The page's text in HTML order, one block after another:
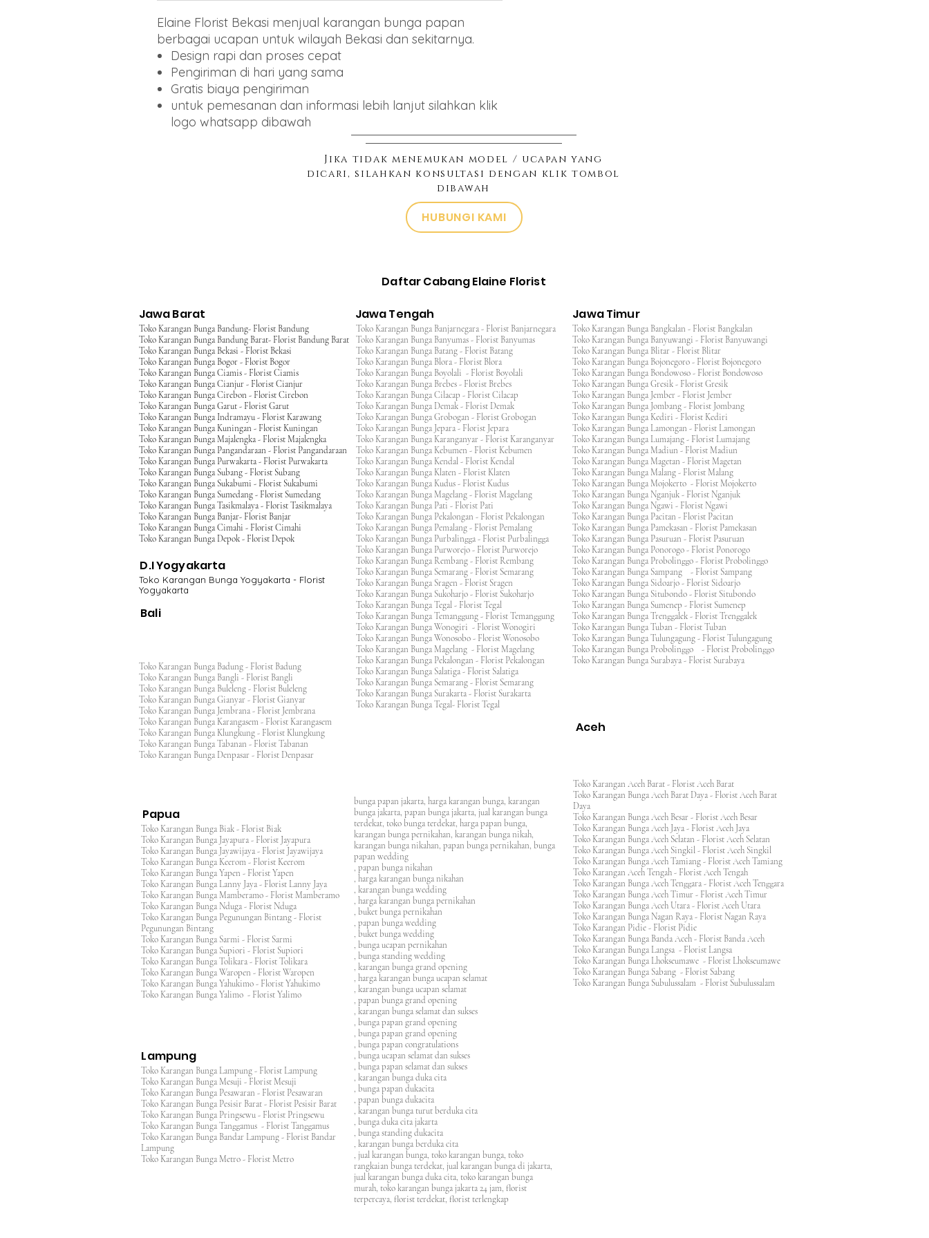
Elaine Florist Bekasi menjual karangan bunga papan
berbagai ucapan untuk wilayah Bekasi dan sekitarnya.
Design rapi dan proses cepat
Pengiriman di hari yang sama
Gratis biaya pengiriman
untuk pemesanan dan informasi lebih lanjut silahkan klik
logo whatsapp dibawah
Jika tidak menemukan model / ucapan yang
dicari, silahkan konsultasi dengan klik tombol
dibawah
HUBUNGI KAMI
Daftar Cabang Elaine Florist
Jawa Barat Jawa Tengah Jawa Timur
Toko Karangan Bunga Bandung- Florist Bandung
Toko Karangan Bunga Bandung Barat- Florist Bandung Barat
Toko Karangan Bunga Bekasi - Florist Bekasi
Toko Karangan Bunga Bogor - Florist Bogor
Toko Karangan Bunga Ciamis - Florist Ciamis
Toko Karangan Bunga Cianjur - Florist Cianjur
Toko Karangan Bunga Cirebon - Florist Cirebon
Toko Karangan Bunga Garut - Florist Garut
Toko Karangan Bunga Indramayu - Florist Karawang
Toko Karangan Bunga Kuningan - Florist Kuningan
Toko Karangan Bunga Majalengka - Florist Majalengka
Toko Karangan Bunga Pangandaraan - Florist Pangandaraan
Toko Karangan Bunga Purwakarta - Florist Purwakarta
Toko Karangan Bunga Subang - Florist Subang
Toko Karangan Bunga Sukabumi - Florist Sukabumi
Toko Karangan Bunga Sumedang - Florist Sumedang
Toko Karangan Bunga Tasikmalaya - Florist Tasikmalaya
Toko Karangan Bunga Banjar- Florist Banjar
Toko Karangan Bunga Cimahi - Florist Cimahi
Toko Karangan Bunga Depok - Florist Depok
D.I Yogyakarta
Toko Karangan Bunga Yogyakarta - Florist
Yogyakarta
Bali
Toko Karangan Bunga Badung - Florist Badung
Toko Karangan Bunga Bangli - Florist Bangli
Toko Karangan Bunga Buleleng - Florist Buleleng
Toko Karangan Bunga Gianyar - Florist Gianyar
Toko Karangan Bunga Jembrana - Florist Jembrana
Toko Karangan Bunga Karangasem - Florist Karangasem
Toko Karangan Bunga Klungkung - Florist Klungkung
Toko Karangan Bunga Tabanan - Florist Tabanan
Toko Karangan Bunga Denpasar - Florist Denpasar
Toko Karangan Bunga Banjarnegara - Florist Banjarnegara
Toko Karangan Bunga Banyumas - Florist Banyumas
Toko Karangan Bunga Batang - Florist Batang
Toko Karangan Bunga Blora - Florist Blora
Toko Karangan Bunga Boyolali - Florist Boyolali
Toko Karangan Bunga Brebes - Florist Brebes
Toko Karangan Bunga Cilacap - Florist Cilacap
Toko Karangan Bunga Demak - Florist Demak
Toko Karangan Bunga Grobogan - Florist Grobogan
Toko Karangan Bunga Jepara - Florist Jepara
Toko Karangan Bunga Karanganyar - Florist Karanganyar
Toko Karangan Bunga Kebumen - Florist Kebumen
Toko Karangan Bunga Kendal - Florist Kendal
Toko Karangan Bunga Klaten - Florist Klaten
Toko Karangan Bunga Kudus - Florist Kudus
Toko Karangan Bunga Magelang - Florist Magelang
Toko Karangan Bunga Pati - Florist Pati
Toko Karangan Bunga Pekalongan - Florist Pekalongan
Toko Karangan Bunga Pemalang - Florist Pemalang
Toko Karangan Bunga Purbalingga - Florist Purbalingga
Toko Karangan Bunga Purworejo - Florist Purworejo
Toko Karangan Bunga Rembang - Florist Rembang
Toko Karangan Bunga Semarang - Florist Semarang
Toko Karangan Bunga Sragen - Florist Sragen
Toko Karangan Bunga Sukoharjo - Florist Sukoharjo
Toko Karangan Bunga Tegal - Florist Tegal
Toko Karangan Bunga Temanggung - Florist Temanggung
Toko Karangan Bunga Wonogiri - Florist Wonogiri
Toko Karangan Bunga Wonosobo - Florist Wonosobo
Toko Karangan Bunga Magelang - Florist Magelang
Toko Karangan Bunga Pekalongan - Florist Pekalongan
Toko Karangan Bunga Salatiga - Florist Salatiga
Toko Karangan Bunga Semarang - Florist Semarang
Toko Karangan Bunga Surakarta - Florist Surakarta
Toko Karangan Bunga Tegal- Florist Tegal
Toko Karangan Bunga Bangkalan - Florist Bangkalan
Toko Karangan Bunga Banyuwangi - Florist Banyuwangi
Toko Karangan Bunga Blitar - Florist Blitar
Toko Karangan Bunga Bojonegoro - Florist Bojonegoro
Toko Karangan Bunga Bondowoso - Florist Bondowoso
Toko Karangan Bunga Gresik - Florist Gresik
Toko Karangan Bunga Jember - Florist Jember
Toko Karangan Bunga Jombang - Florist Jombang
Toko Karangan Bunga Kediri - Florist Kediri
Toko Karangan Bunga Lamongan - Florist Lamongan
Toko Karangan Bunga Lumajang - Florist Lumajang
Toko Karangan Bunga Madiun - Florist Madiun
Toko Karangan Bunga Magetan - Florist Magetan
Toko Karangan Bunga Malang - Florist Malang
Toko Karangan Bunga Mojokerto - Florist Mojokerto
Toko Karangan Bunga Nganjuk - Florist Nganjuk
Toko Karangan Bunga Ngawi - Florist Ngawi
Toko Karangan Bunga Pacitan - Florist Pacitan
Toko Karangan Bunga Pamekasan - Florist Pamekasan
Toko Karangan Bunga Pasuruan - Florist Pasuruan
Toko Karangan Bunga Ponorogo - Florist Ponorogo
Toko Karangan Bunga Probolinggo - Florist Probolinggo
Toko Karangan Bunga Sampang - Florist Sampang
Toko Karangan Bunga Sidoarjo - Florist Sidoarjo
Toko Karangan Bunga Situbondo - Florist Situbondo
Toko Karangan Bunga Sumenep - Florist Sumenep
Toko Karangan Bunga Trenggalek - Florist Trenggalek
Toko Karangan Bunga Tuban - Florist Tuban
Toko Karangan Bunga Tulungagung - Florist Tulungagung
Toko Karangan Bunga Probolinggo - Florist Probolinggo
Toko Karangan Bunga Surabaya - Florist Surabaya
Aceh
Lampung
Papua
Toko Karangan Bunga Biak - Florist Biak
Toko Karangan Bunga Jayapura - Florist Jayapura
Toko Karangan Bunga Jayawijaya - Florist Jayawijaya
Toko Karangan Bunga Keerom - Florist Keerom
Toko Karangan Bunga Yapen - Florist Yapen
Toko Karangan Bunga Lanny Jaya - Florist Lanny Jaya
Toko Karangan Bunga Mamberamo - Florist Mamberamo
Toko Karangan Bunga Nduga - Florist Nduga
Toko Karangan Bunga Pegunungan Bintang - Florist
Pegunungan Bintang
Toko Karangan Bunga Sarmi - Florist Sarmi
Toko Karangan Bunga Supiori - Florist Supiori
Toko Karangan Bunga Tolikara - Florist Tolikara
Toko Karangan Bunga Waropen - Florist Waropen
Toko Karangan Bunga Yahukimo - Florist Yahukimo
Toko Karangan Bunga Yalimo - Florist Yalimo
Toko Karangan Bunga Lampung - Florist Lampung
Toko Karangan Bunga Mesuji - Florist Mesuji
Toko Karangan Bunga Pesawaran - Florist Pesawaran
Toko Karangan Bunga Pesisir Barat - Florist Pesisir Barat
Toko Karangan Bunga Pringsewu - Florist Pringsewu
Toko Karangan Bunga Tanggamus - Florist Tanggamus
Toko Karangan Bunga Bandar Lampung - Florist Bandar
Lampung
Toko Karangan Bunga Metro - Florist Metro
bunga papan jakarta, harga karangan bunga, karangan
bunga jakarta, papan bunga jakarta, jual karangan bunga
terdekat, toko bunga terdekat, harga papan bunga,
karangan bunga pernikahan, karangan bunga nikah,
karangan bunga nikahan, papan bunga pernikahan, bunga
papan wedding
, papan bunga nikahan
, harga karangan bunga nikahan
, karangan bunga wedding
, harga karangan bunga pernikahan
, buket bunga pernikahan
, papan bunga wedding
, buket bunga wedding
, bunga ucapan pernikahan
, bunga standing wedding
, karangan bunga grand opening
, harga karangan bunga ucapan selamat
, karangan bunga ucapan selamat
, papan bunga grand opening
, karangan bunga selamat dan sukses
, bunga papan grand opening
, bunga papan grand opening
, bunga papan congratulations
, bunga ucapan selamat dan sukses
, bunga papan selamat dan sukses
, karangan bunga duka cita
, bunga papan dukacita
, papan bunga dukacita
, karangan bunga turut berduka cita
, bunga duka cita jakarta
, bunga standing dukacita
, karangan bunga berduka cita
, jual karangan bunga, toko karangan bunga, toko
rangkaian bunga terdekat, jual karangan bunga di jakarta,
jual karangan bunga duka cita, toko karangan bunga
murah, toko karangan bunga jakarta 24 jam, florist
terpercaya, florist terdekat, florist terlengkap
Toko Karangan Aceh Barat - Florist Aceh Barat
Toko Karangan Bunga Aceh Barat Daya - Florist Aceh Barat
Daya
Toko Karangan Bunga Aceh Besar - Florist Aceh Besar
Toko Karangan Bunga Aceh Jaya - Florist Aceh Jaya
Toko Karangan Bunga Aceh Selatan - Florist Aceh Selatan
Toko Karangan Bunga Aceh Singkil - Florist Aceh Singkil
Toko Karangan Bunga Aceh Tamiang - Florist Aceh Tamiang
Toko Karangan Aceh Tengah - Florist Aceh Tengah
Toko Karangan Bunga Aceh Tenggara - Florist Aceh Tenggara
Toko Karangan Bunga Aceh Timur - Florist Aceh Timur
Toko Karangan Bunga Aceh Utara - Florist Aceh Utara
Toko Karangan Bunga Nagan Raya - Florist Nagan Raya
Toko Karangan Pidie - Florist Pidie
Toko Karangan Bunga Banda Aceh - Florist Banda Aceh
Toko Karangan Bunga Langsa - Florist Langsa
Toko Karangan Bunga Lhokseumawe - Florist Lhokseumawe
Toko Karangan Bunga Sabang - Florist Sabang
Toko Karangan Bunga Subulussalam - Florist Subulussalam